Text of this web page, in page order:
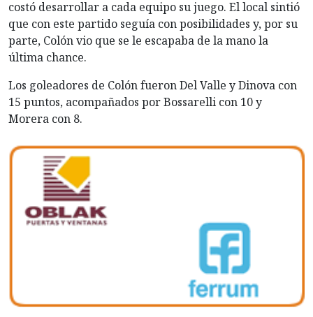
costó desarrollar a cada equipo su juego. El local sintió
que con este partido seguía con posibilidades y, por su
parte, Colón vio que se le escapaba de la mano la
última chance.
Los goleadores de Colón fueron Del Valle y Dinova con
15 puntos, acompañados por Bossarelli con 10 y
Morera con 8.